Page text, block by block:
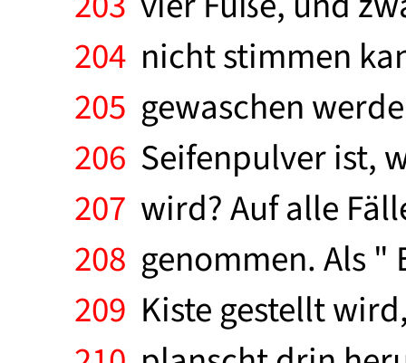
204 nicht stimmen
205 gewaschen
206 Seifenpulver ist,
207 wird? Auf alle
208 genommen. Als "
209 Kiste gestellt